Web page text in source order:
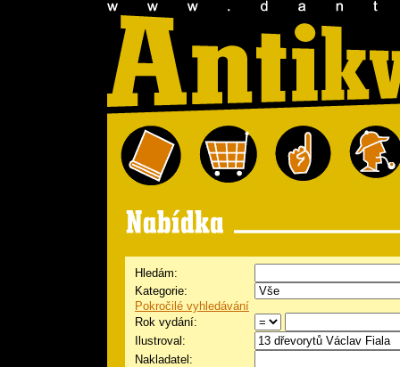
Hledám:
Kategorie:
Pokročilé vyhledávání
Rok vydání:
Ilustroval:
Nakladatel: